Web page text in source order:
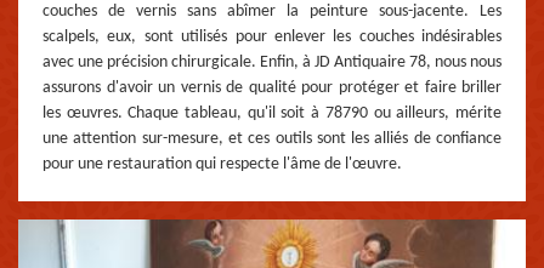
couches de vernis sans abîmer la peinture sous-jacente. Les
scalpels, eux, sont utilisés pour enlever les couches indésirables
avec une précision chirurgicale. Enfin, à JD Antiquaire 78, nous nous
assurons d'avoir un vernis de qualité pour protéger et faire briller
les œuvres. Chaque tableau, qu'il soit à 78790 ou ailleurs, mérite
une attention sur-mesure, et ces outils sont les alliés de confiance
pour une restauration qui respecte l'âme de l'œuvre.